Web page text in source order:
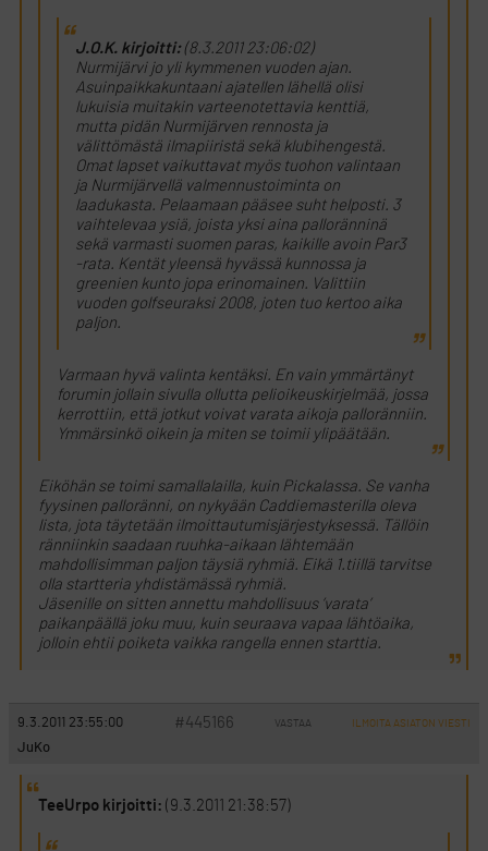
J.O.K. kirjoitti:(8.3.2011 23:06:02)
Nurmijärvi jo yli kymmenen vuoden ajan.
Asuinpaikkakuntaani ajatellen lähellä olisi
lukuisia muitakin varteenotettavia kenttiä,
mutta pidän Nurmijärven rennosta ja
välittömästä ilmapiiristä sekä klubihengestä.
Omat lapset vaikuttavat myös tuohon valintaan
ja Nurmijärvellä valmennustoiminta on
laadukasta. Pelaamaan pääsee suht helposti. 3
vaihtelevaa ysiä, joista yksi aina palloränninä
sekä varmasti suomen paras, kaikille avoin Par3
-rata. Kentät yleensä hyvässä kunnossa ja
greenien kunto jopa erinomainen. Valittiin
vuoden golfseuraksi 2008, joten tuo kertoo aika
paljon.
Varmaan hyvä valinta kentäksi. En vain ymmärtänyt
forumin jollain sivulla ollutta pelioikeuskirjelmää, jossa
kerrottiin, että jotkut voivat varata aikoja palloränniin.
Ymmärsinkö oikein ja miten se toimii ylipäätään.
Eiköhän se toimi samallalailla, kuin Pickalassa. Se vanha
fyysinen palloränni, on nykyään Caddiemasterilla oleva
lista, jota täytetään ilmoittautumisjärjestyksessä. Tällöin
ränniinkin saadaan ruuhka-aikaan lähtemään
mahdollisimman paljon täysiä ryhmiä. Eikä 1.tiillä tarvitse
olla startteria yhdistämässä ryhmiä.
Jäsenille on sitten annettu mahdollisuus ’varata’
paikanpäällä joku muu, kuin seuraava vapaa lähtöaika,
jolloin ehtii poiketa vaikka rangella ennen starttia.
9.3.2011 23:55:00 #445166 VASTAA ILMOITA ASIATON VIESTI
JuKo
TeeUrpo kirjoitti: (9.3.2011 21:38:57)